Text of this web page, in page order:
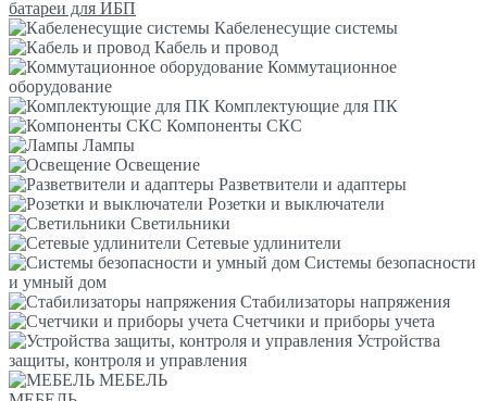
батареи для ИБП
Кабеленесущие системы
Кабель и провод
Коммутационное
оборудование
Комплектующие для ПК
Компоненты СКС
Лампы
Освещение
Разветвители и адаптеры
Розетки и выключатели
Светильники
Сетевые удлинители
Системы безопасности
и умный дом
Стабилизаторы напряжения
Счетчики и приборы учета
Устройства
защиты, контроля и управления
МЕБЕЛЬ